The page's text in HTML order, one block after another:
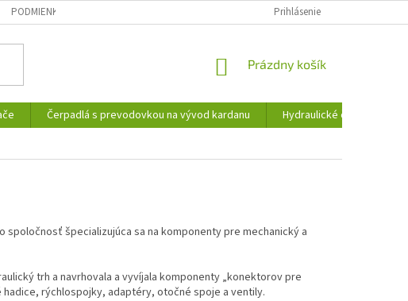
PODMIENKY OCHRANY OSOBNÝCH ÚDAJOV INFORMÁCIE O SÚBOROCH COOKIES
Prihlásenie
NÁKUPNÝ
Prázdny košík
Čerpadlá s prevodovkou na vývod kardanu
Hydraulické čerpadlá
špecializujúca sa na komponenty pre mechanický a
trh a navrhovala a vyvíjala komponenty „konektorov pre
rýchlospojky, adaptéry, otočné spoje a ventily.